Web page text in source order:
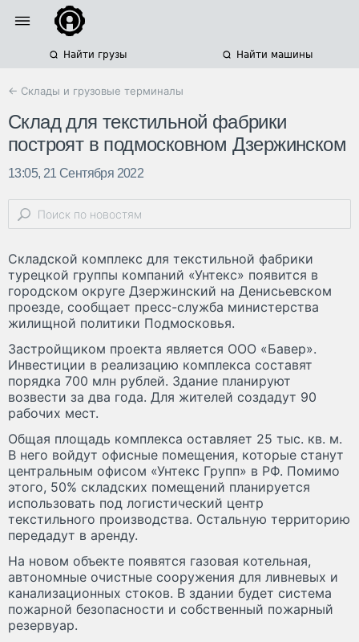
Найти грузы Найти машины
← Склады и грузовые терминалы
Склад для текстильной фабрики
построят в подмосковном Дзержинском
13:05, 21 Сентября 2022
Складской комплекс для текстильной фабрики
турецкой группы компаний «Унтекс» появится в
городском округе Дзержинский на Денисьевском
проезде, сообщает пресс-служба министерства
жилищной политики Подмосковья.
Застройщиком проекта является ООО «Бавер».
Инвестиции в реализацию комплекса составят
порядка 700 млн рублей. Здание планируют
возвести за два года. Для жителей создадут 90
рабочих мест.
Общая площадь комплекса оставляет 25 тыс. кв. м.
В него войдут офисные помещения, которые станут
центральным офисом «Унтекс Групп» в РФ. Помимо
этого, 50% складских помещений планируется
использовать под логистический центр
текстильного производства. Остальную территорию
передадут в аренду.
На новом объекте появятся газовая котельная,
автономные очистные сооружения для ливневых и
канализационных стоков. В здании будет система
пожарной безопасности и собственный пожарный
резервуар.